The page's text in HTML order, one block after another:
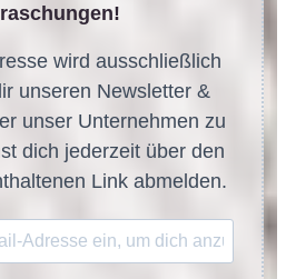
wird ausschließlich
unseren Newsletter &
unser Unternehmen zu
dich jederzeit über den
Link abmelden.